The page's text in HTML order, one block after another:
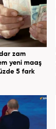
zam
yeni maaş
5 fark